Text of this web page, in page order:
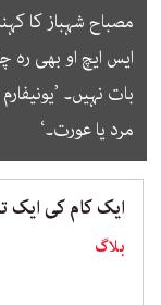
مصباح شہباز کا
ایس ایچ او بھی رہ
بات نہیں۔
مرد یا عورت۔‘
ایک کام کی ایک
بلاگ